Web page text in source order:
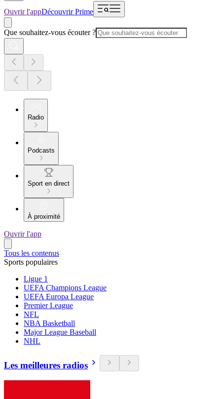
Ouvrir l'appDécouvrir Prime
Que souhaitez-vous écouter ?
Radio
Podcasts
Sport en direct
À proximité
Ouvrir l'app
Tous les contenus
Sports populaires
Ligue 1
UEFA Champions League
UEFA Europa League
Premier League
NFL
NBA Basketball
Major League Baseball
NHL
Les meilleures radios